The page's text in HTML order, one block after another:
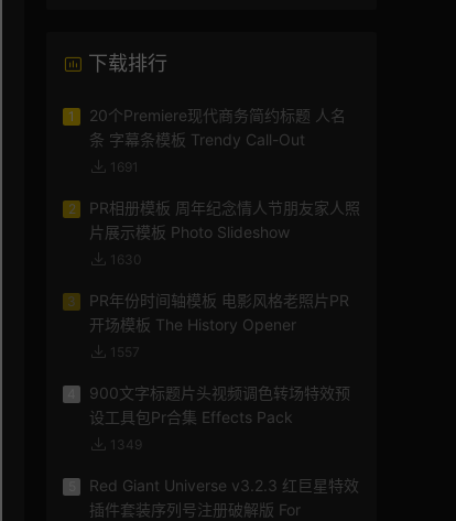
下载排行
1
20个Premiere现代商务简约标题 人名
条 字幕条模板 Trendy Call-Out
1691
2
PR相册模板 周年纪念情人节朋友家人照
片展示模板 Photo Slideshow
1630
3
PR年份时间轴模板 电影风格老照片PR
开场模板 The History Opener
1557
900文字标题片头视频调色转场特效预
设工具包Pr合集 Effects Pack
1349
Red Giant Universe v3.2.3 红巨星特效
插件套装序列号注册破解版 For